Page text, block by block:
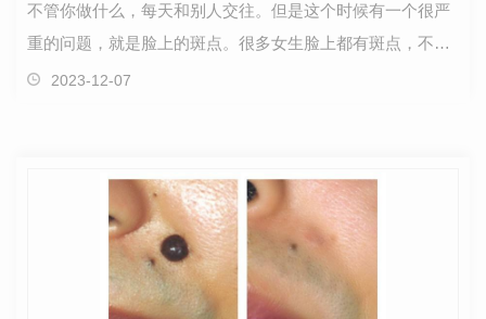
不管你做什么，每天和别人交往。但是这个时候有一个很严
重的问题，就是脸上的斑点。很多女生脸上都有斑点，不敢
靠近别人。连很多人担心的事情都怕被嘲笑!我不相信…
2023-12-07